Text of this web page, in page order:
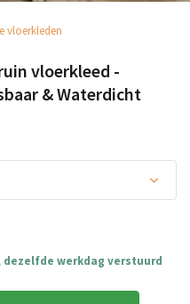
vloerkleden
vloerkleed -
& Waterdicht
dezelfde werkdag verstuurd